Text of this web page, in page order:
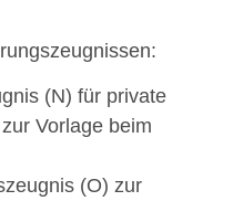
(N) für private
Vorlage beim
(O) zur